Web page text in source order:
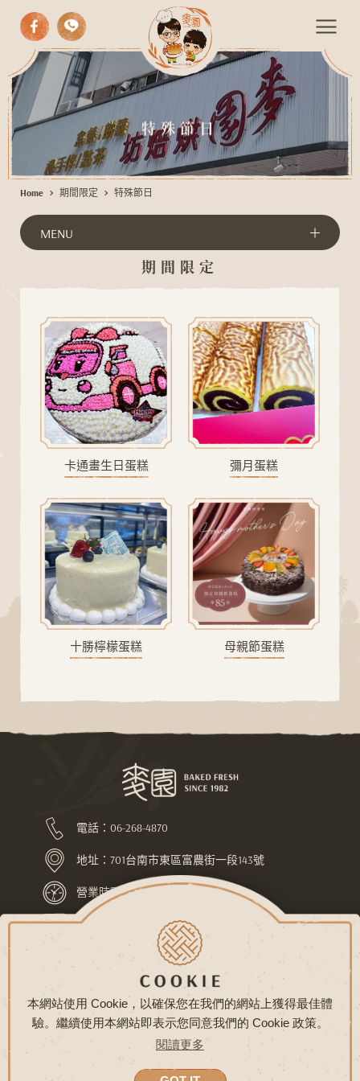
本網站使用 Cookie，以確保您在我們的網站上獲得最佳體
驗。繼續使用本網站即表示您同意我們的 Cookie 政策。
閱讀更多
A
O
L
特
節
日
中式漢餅
西式糕點
手作麵包
期間限定
伴手禮
活動餐會
特殊節日
Home 期間限定 特殊節日
MENU
期間限定
卡通畫生日蛋糕 彌月蛋糕
十勝檸檬蛋糕 母親節蛋糕
電話： 06-268-4870
地址： 701台南市東區富農街一段143號
營業時間：上午7:30-下午10:00
LINE ID：@pej4686l
關於麥園 最新消息
常見問題
聯絡我們
隱私權政策 網站地圖
COPYRIGHT © 麥園烘焙坊 版權所有
網頁設計 - 鉅潞科技